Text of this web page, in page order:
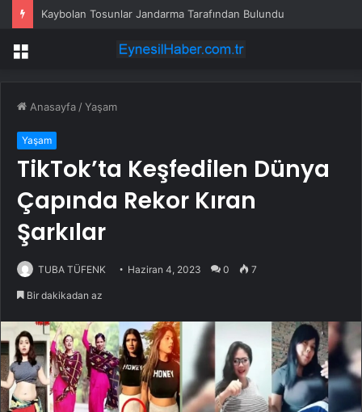
Kaybolan Tosunlar Jandarma Tarafından Bulundu
Menü
Anasayfa /Yaşam
Yaşam
TikTok’ta Keşfedilen Dünya
Çapında Rekor Kıran
Şarkılar
TUBA TÜFENK Haziran 4, 2023 0 7
Bir dakikadan az